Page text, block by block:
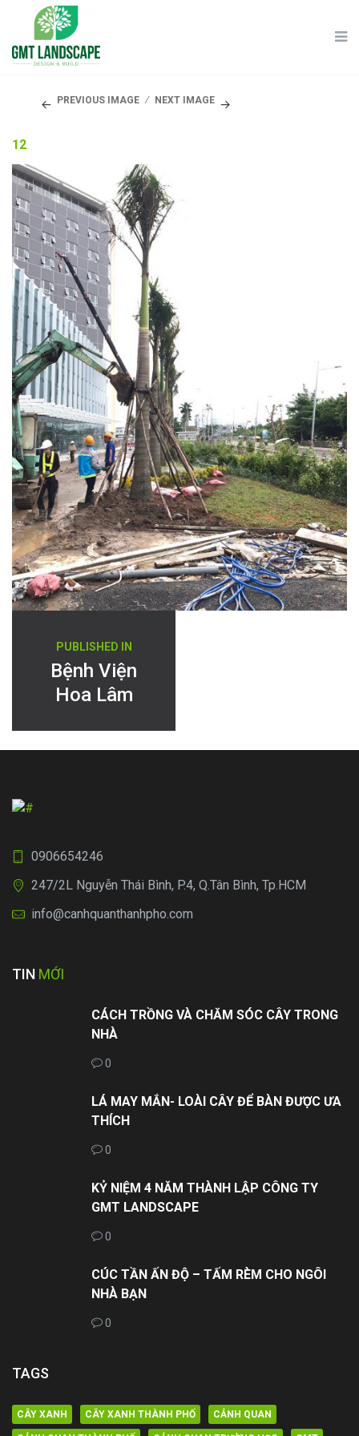
PREVIOUS IMAGE NEXT IMAGE
12
hướng
viết
PUBLISHED IN
Bệnh Viện
Hoa Lâm
0906654246
247/2L Nguyễn Thái Bình, P.4, Q.Tân Bình, Tp.HCM
info@canhquanthanhpho.com
TIN MỚI
CÁCH TRỒNG VÀ CHĂM SÓC CÂY TRONG
NHÀ
0
LÁ MAY MẮN- LOÀI CÂY ĐỂ BÀN ĐƯỢC ƯA
THÍCH
0
KỶ NIỆM 4 NĂM THÀNH LẬP CÔNG TY
GMT LANDSCAPE
0
CÚC TẦN ẤN ĐỘ – TẤM RÈM CHO NGÔI
NHÀ BẠN
0
TAGS
CÂY XANH CÂY XANH THÀNH PHỐ CẢNH QUAN